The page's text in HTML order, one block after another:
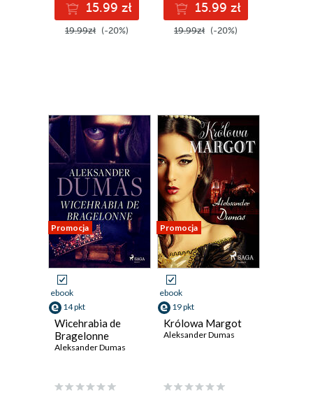
15.99 zł
19.99zł (-20%)
15.99 zł
19.99zł (-20%)
Promocja
ebook
14 pkt
Wicehrabia de
Bragelonne
Aleksander Dumas
Promocja
ebook
19 pkt
Królowa Margot
Aleksander Dumas